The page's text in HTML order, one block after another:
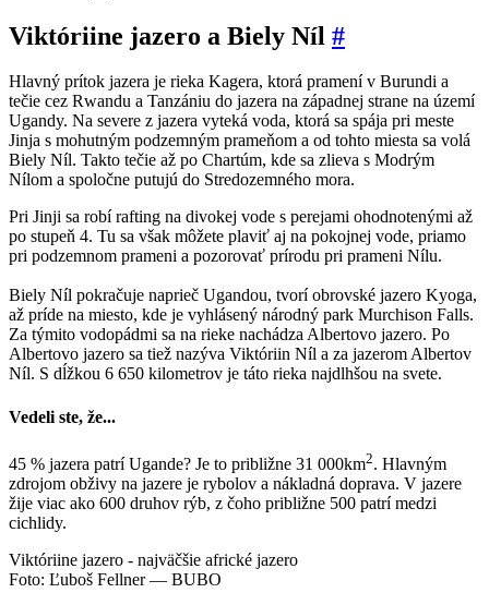
Viktóriine jazero a Biely Níl #
Hlavný prítok jazera je rieka Kagera, ktorá pramení v Burundi a
tečie cez Rwandu a Tanzániu do jazera na západnej strane na území
Ugandy. Na severe z jazera vyteká voda, ktorá sa spája pri meste
Jinja s mohutným podzemným prameňom a od tohto miesta sa volá
Biely Níl. Takto tečie až po Chartúm, kde sa zlieva s Modrým
Nílom a spoločne putujú do Stredozemného mora.
Pri Jinji sa robí rafting na divokej vode s perejami ohodnotenými až
po stupeň 4. Tu sa však môžete plaviť aj na pokojnej vode, priamo
pri podzemnom prameni a pozorovať prírodu pri prameni Nílu.
Biely Níl pokračuje naprieč Ugandou, tvorí obrovské jazero Kyoga,
až príde na miesto, kde je vyhlásený národný park Murchison Falls.
Za týmito vodopádmi sa na rieke nachádza Albertovo jazero. Po
Albertovo jazero sa tiež nazýva Viktóriin Níl a za jazerom Albertov
Níl. S dĺžkou 6 650 kilometrov je táto rieka najdlhšou na svete.
Vedeli ste, že...
45 % jazera patrí Ugande? Je to približne 31 000km2. Hlavným
zdrojom obživy na jazere je rybolov a nákladná doprava. V jazere
žije viac ako 600 druhov rýb, z čoho približne 500 patrí medzi
cichlidy.
Viktóriine jazero - najväčšie africké jazero
Foto: Ľuboš Fellner — BUBO